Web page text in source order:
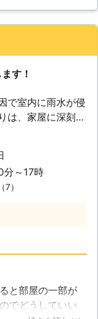
、定期的な塗替え
て調査するのは一
ですし、かえって
がら作業をさせて
ことにつながりま
することが無
について意識され
、非常に大切な役
の浸入によって、
い、菌が繁殖する
リが食い荒らす被
、雨漏りの原因を
ご相談ください！
す！
で室内に雨水が侵
は、家屋に深刻な
で早期解決しなけ
フテクノダイキチ
水加工を中心的に
の住宅トラブルに
す。また、住宅の
や家屋の損傷など
や風に当たってし
分～17時
（7）
と部屋の一部が
でどうしていい